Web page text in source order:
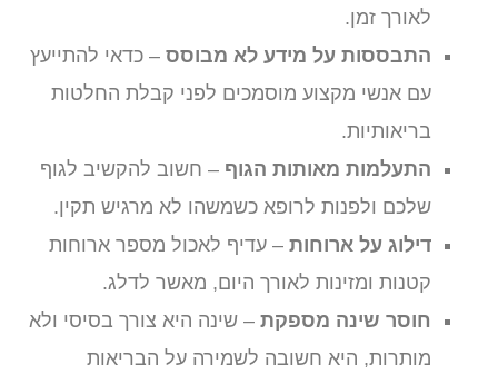
לאורך זמן.
התבססות על מידע לא מבוסס – כדאי להתייעץ
עם אנשי מקצוע מוסמכים לפני קבלת החלטות
בריאותיות.
התעלמות מאותות הגוף – חשוב להקשיב לגוף
שלכם ולפנות לרופא כשמשהו לא מרגיש תקין.
דילוג על ארוחות – עדיף לאכול מספר ארוחות
קטנות ומזינות לאורך היום, מאשר לדלג.
חוסר שינה מספקת – שינה היא צורך בסיסי ולא
מותרות, היא חשובה לשמירה על הבריאות